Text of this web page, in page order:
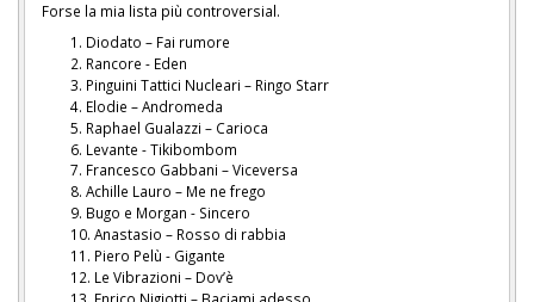
Forse la mia lista più controversial.
Diodato – Fai rumore
Rancore - Eden
Pinguini Tattici Nucleari – Ringo Starr
Elodie – Andromeda
Raphael Gualazzi – Carioca
Levante - Tikibombom
Francesco Gabbani – Viceversa
Achille Lauro – Me ne frego
Bugo e Morgan - Sincero
Anastasio – Rosso di rabbia
Piero Pelù - Gigante
Le Vibrazioni – Dov’è